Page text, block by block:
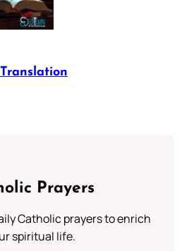
Prayers
Catholic prayers to enrich
spiritual life.